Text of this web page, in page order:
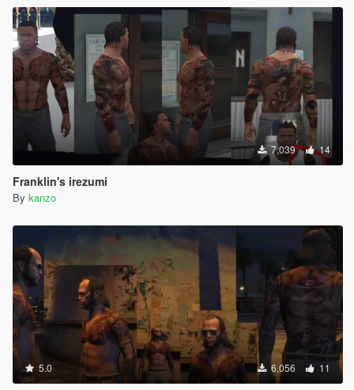
7,039 14
Franklin's irezumi
By kanzo
5.0 6,056 11